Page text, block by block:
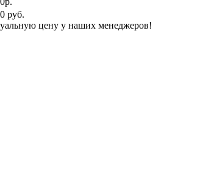
руб.
цену у наших менеджеров!